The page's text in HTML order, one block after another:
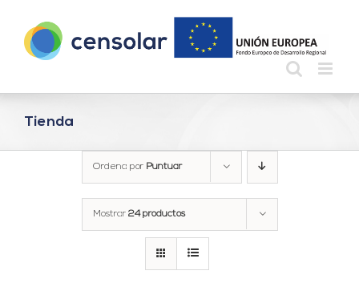
contenido
Tienda
Ordena por Puntuar
Mostrar 24 productos